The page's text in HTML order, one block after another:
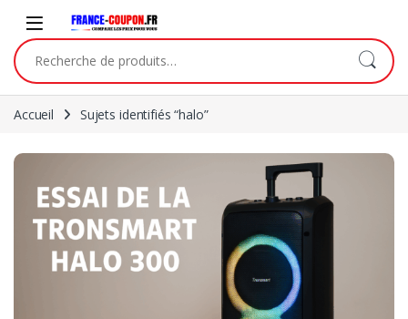
Recherche pour :
Accueil Sujets identifiés “halo”